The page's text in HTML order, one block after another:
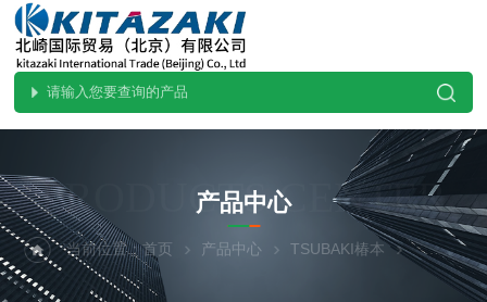
PRODUCTS CENTER
产品中心
当前位置：首页 产品中心 TSUBAKI椿本 直线作动